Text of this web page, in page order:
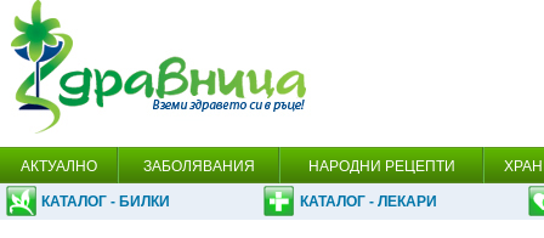
АКТУАЛНО ЗАБОЛЯВАНИЯ НАРОДНИ РЕЦЕПТИ
КАТАЛОГ - БИЛКИ КАТАЛОГ - ЛЕКАРИ